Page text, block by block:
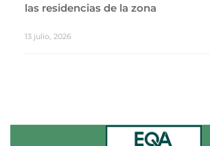
las residencias de la zona
13 julio, 2026